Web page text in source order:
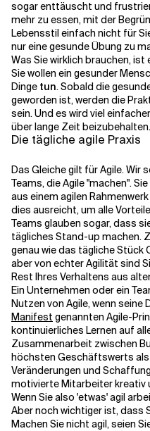
sogar enttäuscht und
mehr zu essen, mit der
Lebensstil einfach nicht für
nur eine gesunde Übung zu
Was Sie wirklich brauchen, ist
Sie wollen ein gesunder
Dinge tun. Sobald die
geworden ist, werden die
sein. Und es wird viel
über lange Zeit beizubehalten.
Die tägliche agile Praxis
Das Gleiche gilt für Agile. Wir
Teams, die Agile "machen".
aus einem agilen
dies ausreicht, um alle
Teams glauben sogar, dass
tägliches Stand-up machen.
genau wie das tägliche Stück
aber von echter Agilität sind
Rest Ihres Verhaltens aus
Ein Unternehmen oder ein
Nutzen von Agile, wenn seine
Manifest genannten Agile-
kontinuierliches Lernen auf
Zusammenarbeit zwischen
höchsten Geschäftswerts als
Veränderungen und
motivierte Mitarbeiter
Wenn Sie also 'etwas' agil
Aber noch wichtiger ist, dass
Machen Sie nicht agil, seien